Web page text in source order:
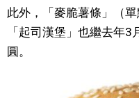
更多
人物訪談
此外，「麥脆薯條」（
「起司漢堡」也繼去年
圓。